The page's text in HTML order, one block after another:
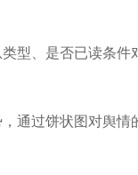
型、是否已读条
通过饼状图对舆